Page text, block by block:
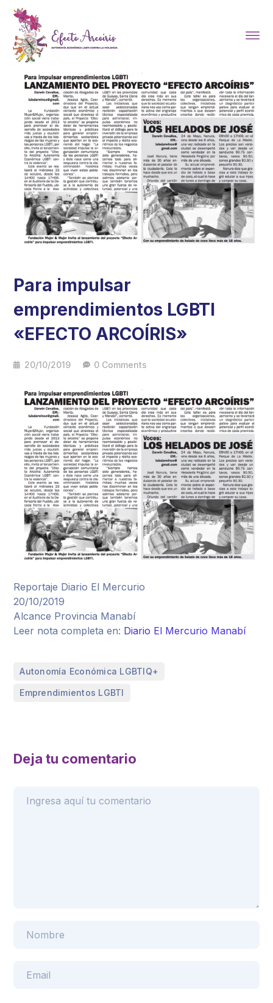
Para impulsar
emprendimientos LGBTI
«EFECTO ARCOÍRIS»
20/10/2019 0 Comments
Reportaje Diario El Mercurio
20/10/2019
Alcance Provincia Manabí
Leer nota completa en: Diario El Mercurio Manabí
Autonomía Económica LGBTIQ+
Emprendimientos LGBTI
Deja tu comentario